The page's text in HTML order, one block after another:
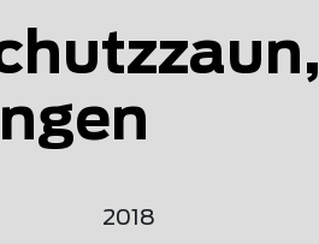
2018